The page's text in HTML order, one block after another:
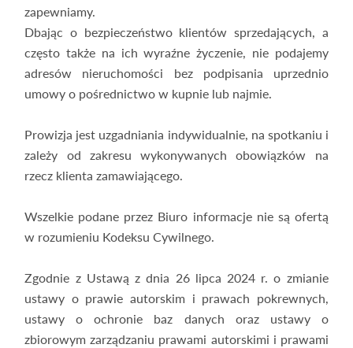
zapewniamy.
Dbając o bezpieczeństwo klientów sprzedających, a
często także na ich wyraźne życzenie, nie podajemy
adresów nieruchomości bez podpisania uprzednio
umowy o pośrednictwo w kupnie lub najmie.
Prowizja jest uzgadniania indywidualnie, na spotkaniu i
zależy od zakresu wykonywanych obowiązków na
rzecz klienta zamawiającego.
Wszelkie podane przez Biuro informacje nie są ofertą
w rozumieniu Kodeksu Cywilnego.
Zgodnie z Ustawą z dnia 26 lipca 2024 r. o zmianie
ustawy o prawie autorskim i prawach pokrewnych,
ustawy o ochronie baz danych oraz ustawy o
zbiorowym zarządzaniu prawami autorskimi i prawami